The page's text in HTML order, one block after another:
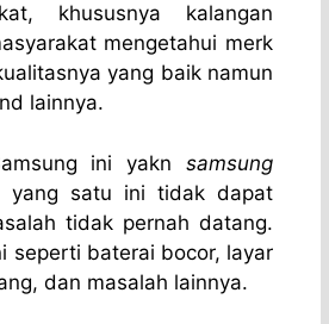
khususnya kalangan
mengetahui merk
yang baik namun
lainnya.
ini yakn samsung
yang satu ini tidak dapat
tidak pernah datang.
seperti baterai bocor, layar
dan masalah lainnya.